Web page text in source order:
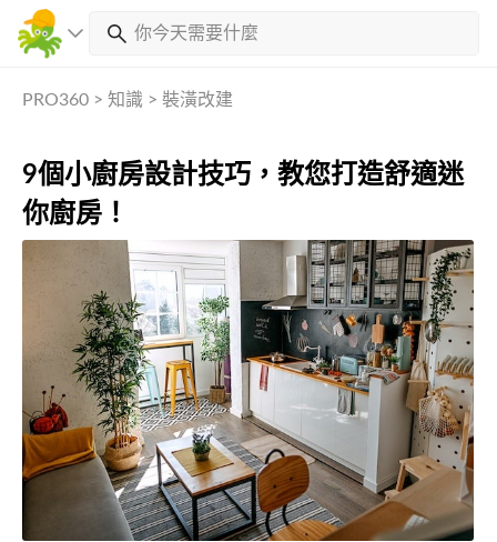
PRO360 > 知識 > 裝潢改建
9個小廚房設計技巧，教您打造舒適迷
你廚房！